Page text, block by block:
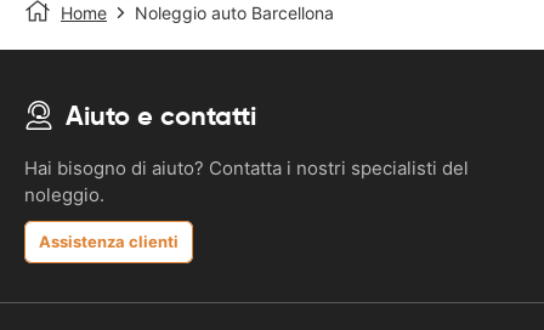
Home Noleggio auto Barcellona
Aiuto e contatti
Hai bisogno di aiuto? Contatta i nostri specialisti del
noleggio.
Assistenza clienti